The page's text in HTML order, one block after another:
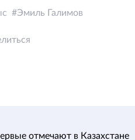
Эмиль Галимов
отмечают в Казахстане